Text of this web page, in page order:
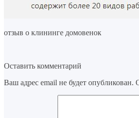
отзыв о клининге домовенок
Оставить комментарий
Ваш адрес email не будет опубликован.